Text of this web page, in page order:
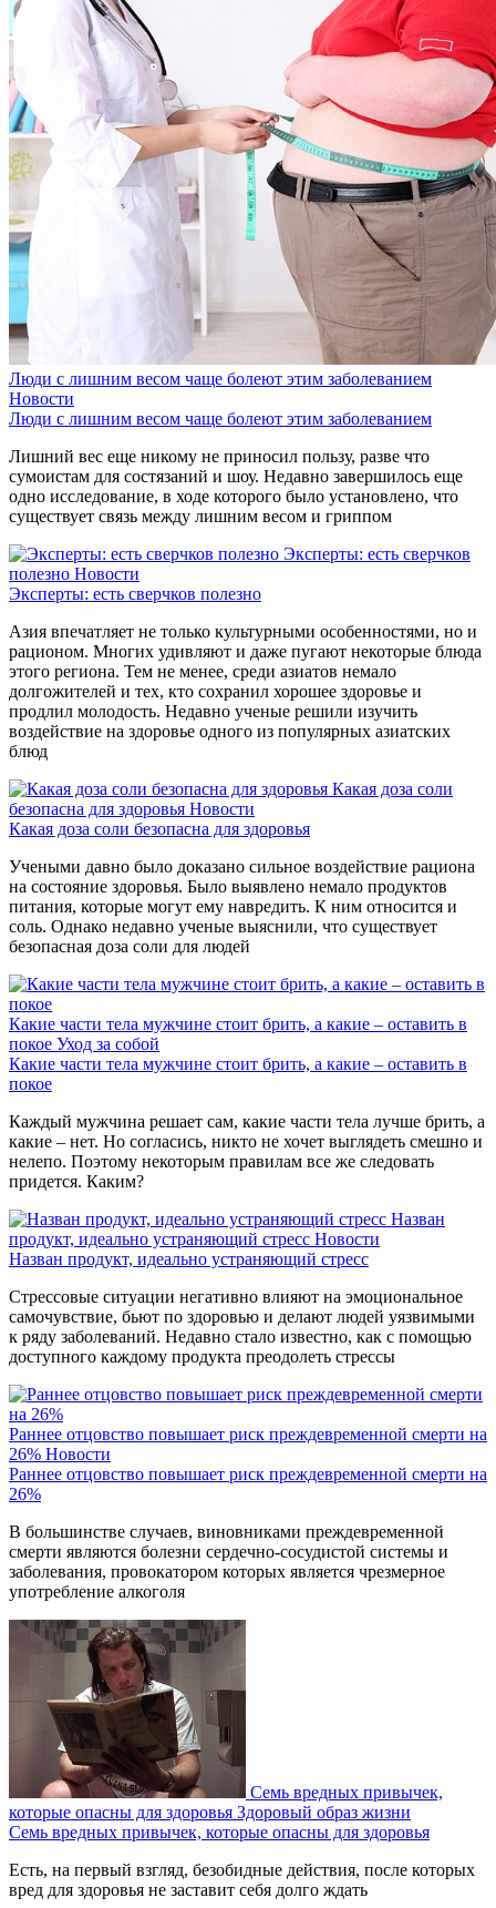
Люди с лишним весом чаще болеют этим заболеванием
Новости
Люди с лишним весом чаще болеют этим заболеванием
Лишний вес еще никому не приносил пользу, разве что
сумоистам для состязаний и шоу. Недавно завершилось еще
одно исследование, в ходе которого было установлено, что
существует связь между лишним весом и гриппом
Эксперты: есть сверчков
полезно Новости
Эксперты: есть сверчков полезно
Азия впечатляет не только культурными особенностями, но и
рационом. Многих удивляют и даже пугают некоторые блюда
этого региона. Тем не менее, среди азиатов немало
долгожителей и тех, кто сохранил хорошее здоровье и
продлил молодость. Недавно ученые решили изучить
воздействие на здоровье одного из популярных азиатских
блюд
Какая доза соли
безопасна для здоровья Новости
Какая доза соли безопасна для здоровья
Учеными давно было доказано сильное воздействие рациона
на состояние здоровья. Было выявлено немало продуктов
питания, которые могут ему навредить. К ним относится и
соль. Однако недавно ученые выяснили, что существует
безопасная доза соли для людей
Какие части тела мужчине стоит брить, а какие – оставить в
покое Уход за собой
Какие части тела мужчине стоит брить, а какие – оставить в
покое
Каждый мужчина решает сам, какие части тела лучше брить, а
какие – нет. Но согласись, никто не хочет выглядеть смешно и
нелепо. Поэтому некоторым правилам все же следовать
придется. Каким?
Назван
продукт, идеально устраняющий стресс Новости
Назван продукт, идеально устраняющий стресс
Стрессовые ситуации негативно влияют на эмоциональное
самочувствие, бьют по здоровью и делают людей уязвимыми
к ряду заболеваний. Недавно стало известно, как с помощью
доступного каждому продукта преодолеть стрессы
Раннее отцовство повышает риск преждевременной смерти на
26% Новости
Раннее отцовство повышает риск преждевременной смерти на
26%
В большинстве случаев, виновниками преждевременной
смерти являются болезни сердечно-сосудистой системы и
заболевания, провокатором которых является чрезмерное
употребление алкоголя
Семь вредных привычек,
которые опасны для здоровья Здоровый образ жизни
Семь вредных привычек, которые опасны для здоровья
Есть, на первый взгляд, безобидные действия, после которых
вред для здоровья не заставит себя долго ждать